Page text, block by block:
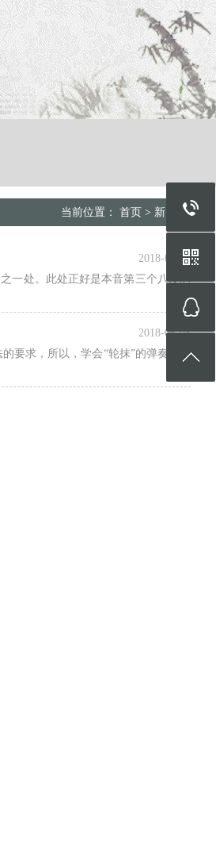
当前位置： 首页 > 新闻动态
2018-06-05
一处。此处正好是本音第三个八度的
2018-06-05
要求，所以，学会“轮抹”的弹奏方法